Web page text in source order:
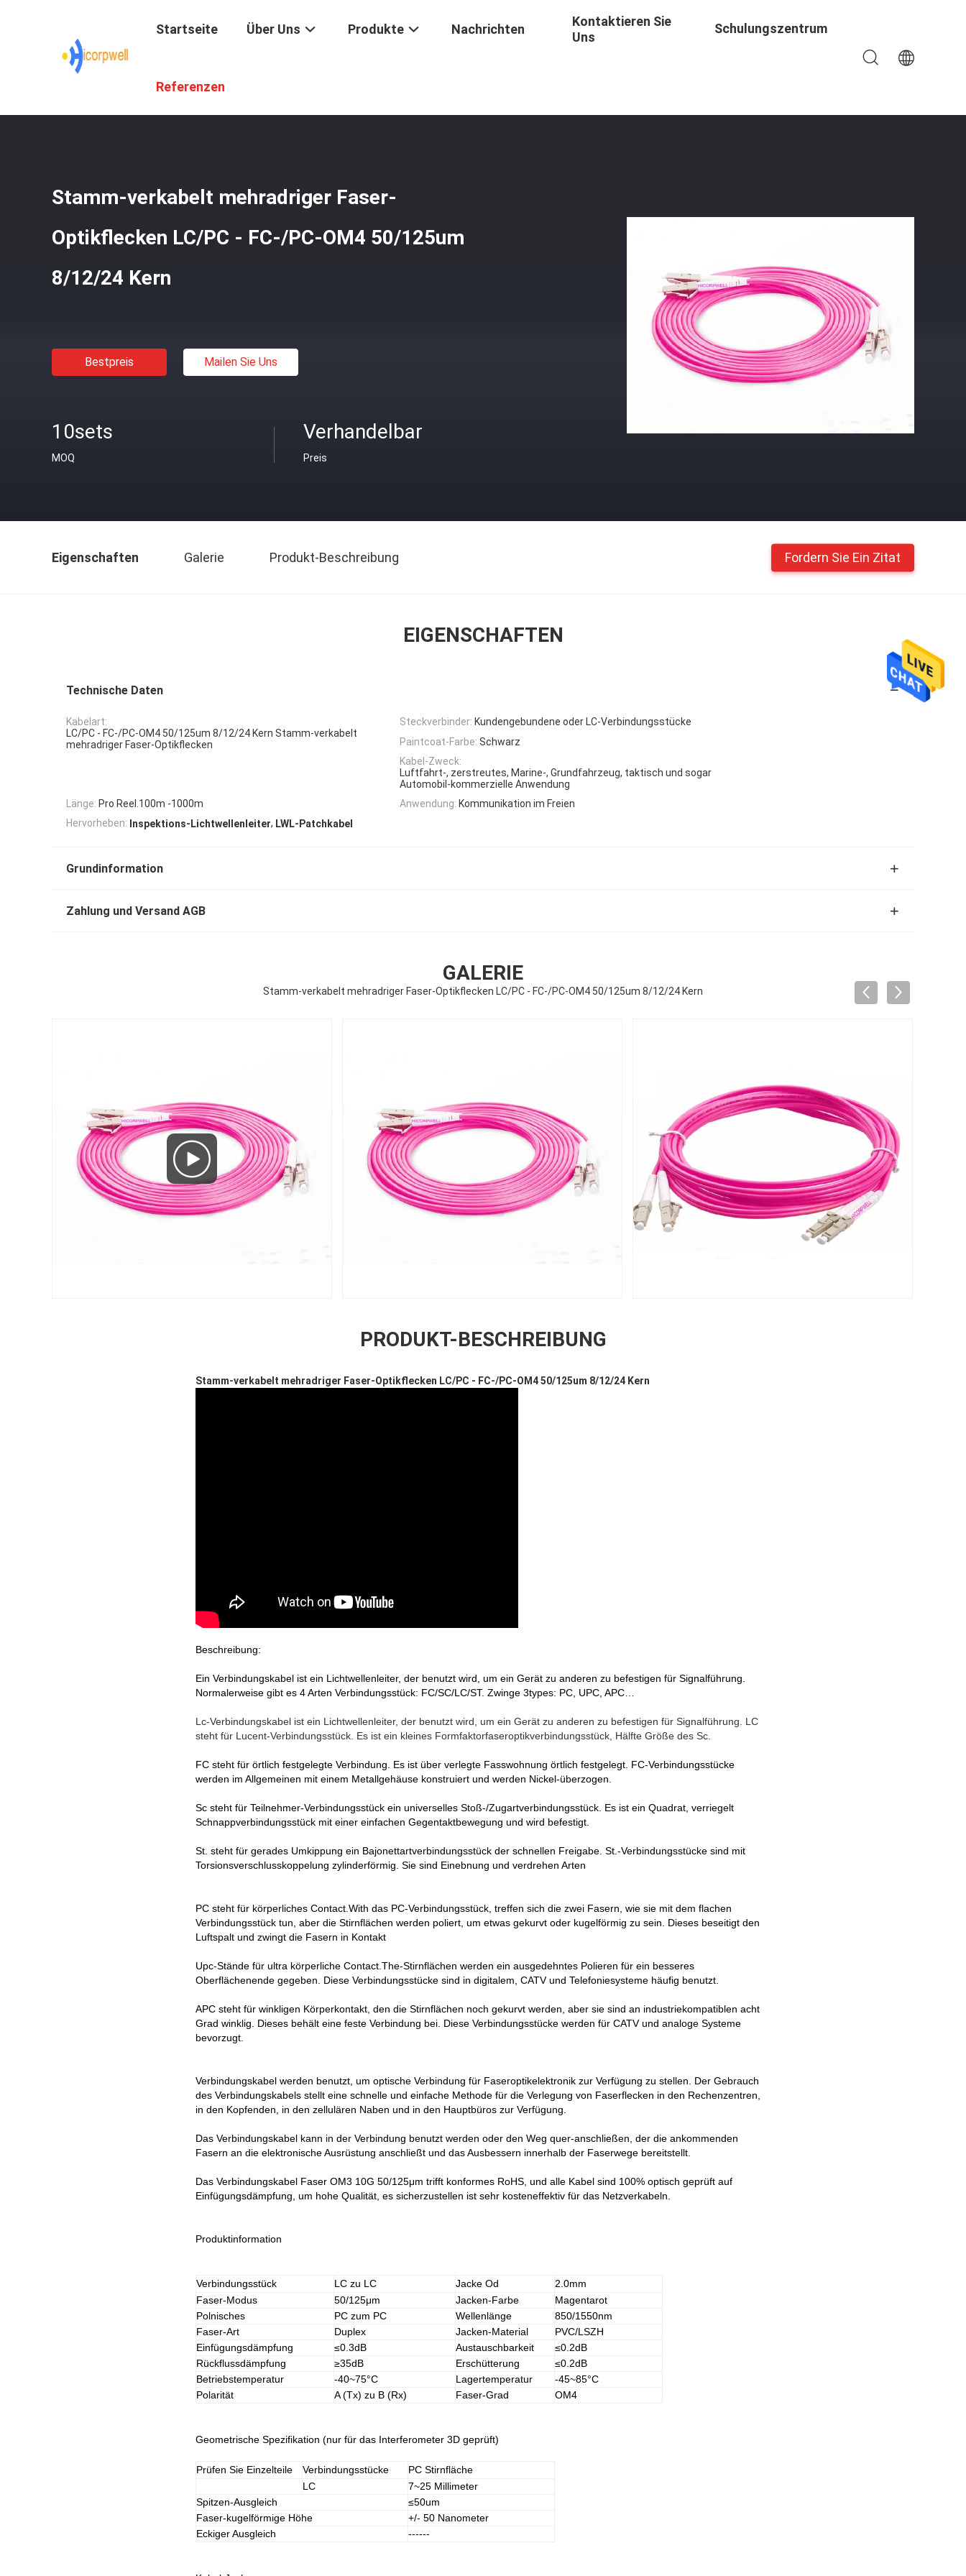
Startseite Über Uns Produkte Nachrichten
Kontaktieren Sie
Uns
Schulungszentrum
Referenzen
Stamm-verkabelt mehradriger Faser-
Optikflecken LC/PC - FC-/PC-OM4 50/125um
8/12/24 Kern
Bestpreis Mailen Sie Uns
10sets
MOQ
Verhandelbar
Preis
Eigenschaften Galerie Produkt-Beschreibung Fordern Sie Ein Zitat
EIGENSCHAFTEN
Technische Daten
Kabelart:
LC/PC - FC-/PC-OM4 50/125um 8/12/24 Kern Stamm-verkabelt
mehradriger Faser-Optikflecken
Steckverbinder: Kundengebundene oder LC-Verbindungsstücke
Paintcoat-Farbe: Schwarz
Kabel-Zweck:
Luftfahrt-, zerstreutes, Marine-, Grundfahrzeug, taktisch und sogar
Automobil-kommerzielle Anwendung
Länge: Pro Reel.100m -1000m Anwendung: Kommunikation im Freien
Hervorheben: Inspektions-Lichtwellenleiter, LWL-Patchkabel
Grundinformation
Zahlung und Versand AGB
GALERIE
Stamm-verkabelt mehradriger Faser-Optikflecken LC/PC - FC-/PC-OM4 50/125um 8/12/24 Kern
PRODUKT-BESCHREIBUNG
Stamm-verkabelt mehradriger Faser-Optikflecken LC/PC - FC-/PC-OM4 50/125um 8/12/24 Kern
Beschreibung:
Ein Verbindungskabel ist ein Lichtwellenleiter, der benutzt wird, um ein Gerät zu anderen zu befestigen für Signalführung.
Normalerweise gibt es 4 Arten Verbindungsstück: FC/SC/LC/ST. Zwinge 3types: PC, UPC, APC…
Lc-Verbindungskabel ist ein Lichtwellenleiter, der benutzt wird, um ein Gerät zu anderen zu befestigen für Signalführung. LC
steht für Lucent-Verbindungsstück. Es ist ein kleines Formfaktorfaseroptikverbindungsstück, Hälfte Größe des Sc.
FC steht für örtlich festgelegte Verbindung. Es ist über verlegte Fasswohnung örtlich festgelegt. FC-Verbindungsstücke
werden im Allgemeinen mit einem Metallgehäuse konstruiert und werden Nickel-überzogen.
Sc steht für Teilnehmer-Verbindungsstück ein universelles Stoß-/Zugartverbindungsstück. Es ist ein Quadrat, verriegelt
Schnappverbindungsstück mit einer einfachen Gegentaktbewegung und wird befestigt.
St. steht für gerades Umkippung ein Bajonettartverbindungsstück der schnellen Freigabe. St.-Verbindungsstücke sind mit
Torsionsverschlusskoppelung zylinderförmig. Sie sind Einebnung und verdrehen Arten
PC steht für körperliches Contact.With das PC-Verbindungsstück, treffen sich die zwei Fasern, wie sie mit dem flachen
Verbindungsstück tun, aber die Stirnflächen werden poliert, um etwas gekurvt oder kugelförmig zu sein. Dieses beseitigt den
Luftspalt und zwingt die Fasern in Kontakt
Upc-Stände für ultra körperliche Contact.The-Stirnflächen werden ein ausgedehntes Polieren für ein besseres
Oberflächenende gegeben. Diese Verbindungsstücke sind in digitalem, CATV und Telefoniesysteme häufig benutzt.
APC steht für winkligen Körperkontakt, den die Stirnflächen noch gekurvt werden, aber sie sind an industriekompatiblen acht
Grad winklig. Dieses behält eine feste Verbindung bei. Diese Verbindungsstücke werden für CATV und analoge Systeme
bevorzugt.
Verbindungskabel werden benutzt, um optische Verbindung für Faseroptikelektronik zur Verfügung zu stellen. Der Gebrauch
des Verbindungskabels stellt eine schnelle und einfache Methode für die Verlegung von Faserflecken in den Rechenzentren,
in den Kopfenden, in den zellulären Naben und in den Hauptbüros zur Verfügung.
Das Verbindungskabel kann in der Verbindung benutzt werden oder den Weg quer-anschließen, der die ankommenden
Fasern an die elektronische Ausrüstung anschließt und das Ausbessern innerhalb der Faserwege bereitstellt.
Das Verbindungskabel Faser OM3 10G 50/125μm trifft konformes RoHS, und alle Kabel sind 100% optisch geprüft auf
Einfügungsdämpfung, um hohe Qualität, es sicherzustellen ist sehr kosteneffektiv für das Netzverkabeln.
Produktinformation
Verbindungsstück LC zu LC Jacke Od
2.0mm
Faser-Modus
50/125μm Jacken-Farbe
Magentarot
Polnisches
PC zum PC Wellenlänge
850/1550nm
Faser-Art
Duplex Jacken-Material
PVC/LSZH
Einfügungsdämpfung
≤0.3dB Austauschbarkeit
≤0.2dB
Rückflussdämpfung
≥35dB Erschütterung
≤0.2dB
Betriebstemperatur
-40~75°C Lagertemperatur
-45~85°C
Polarität
A (Tx) zu B (Rx) Faser-Grad OM4
Geometrische Spezifikation (nur für das Interferometer 3D geprüft)
Prüfen Sie Einzelteile Verbindungsstücke
PC Stirnfläche
LC
7~25 Millimeter
Spitzen-Ausgleich
≤50um
Faser-kugelförmige Höhe
+/- 50 Nanometer
Eckiger Ausgleich
------